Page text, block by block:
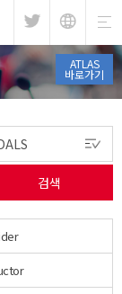
ATLAS
바로가기